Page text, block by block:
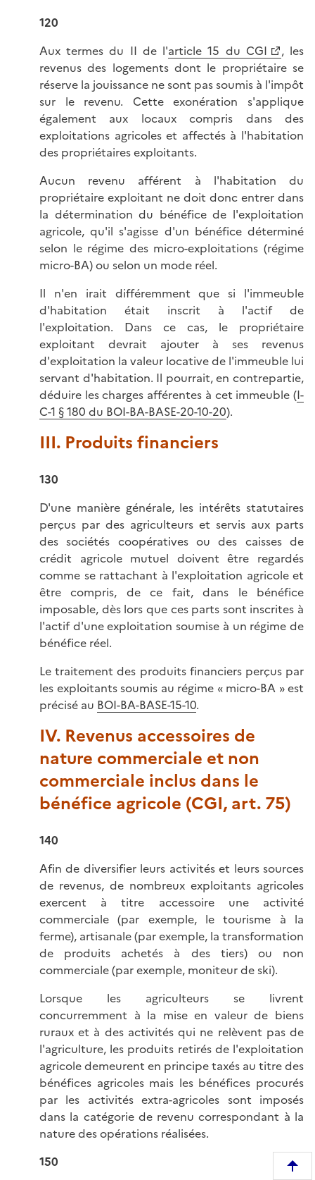
120
Aux termes du II de l'article 15 du CGI
, les
revenus des logements dont le propriétaire se
réserve la jouissance ne sont pas soumis à l'impôt
sur le revenu. Cette exonération s'applique
également aux locaux compris dans des
exploitations agricoles et affectés à l'habitation
des propriétaires exploitants.
Aucun revenu afférent à l'habitation du
propriétaire exploitant ne doit donc entrer dans
la détermination du bénéfice de l'exploitation
agricole, qu'il s'agisse d'un bénéfice déterminé
selon le régime des micro-exploitations (régime
micro-BA) ou selon un mode réel.
Il n'en irait différemment que si l'immeuble
d'habitation était inscrit à l'actif de
l'exploitation. Dans ce cas, le propriétaire
exploitant devrait ajouter à ses revenus
d'exploitation la valeur locative de l'immeuble lui
servant d'habitation. Il pourrait, en contrepartie,
déduire les charges afférentes à cet immeuble (I-
C-1 § 180 du BOI-BA-BASE-20-10-20).
III. Produits financiers
130
D'une manière générale, les intérêts statutaires
perçus par des agriculteurs et servis aux parts
des sociétés coopératives ou des caisses de
crédit agricole mutuel doivent être regardés
comme se rattachant à l'exploitation agricole et
être compris, de ce fait, dans le bénéfice
imposable, dès lors que ces parts sont inscrites à
l'actif d'une exploitation soumise à un régime de
bénéfice réel.
Le traitement des produits financiers perçus par
les exploitants soumis au régime « micro-BA » est
précisé au BOI-BA-BASE-15-10.
IV. Revenus accessoires de
nature commerciale et non
commerciale inclus dans le
bénéfice agricole (CGI, art. 75)
140
Afin de diversifier leurs activités et leurs sources
de revenus, de nombreux exploitants agricoles
exercent à titre accessoire une activité
commerciale (par exemple, le tourisme à la
ferme), artisanale (par exemple, la transformation
de produits achetés à des tiers) ou non
commerciale (par exemple, moniteur de ski).
Lorsque les agriculteurs se livrent
concurremment à la mise en valeur de biens
ruraux et à des activités qui ne relèvent pas de
l'agriculture, les produits retirés de l'exploitation
agricole demeurent en principe taxés au titre des
bénéfices agricoles mais les bénéfices procurés
par les activités extra-agricoles sont imposés
dans la catégorie de revenu correspondant à la
nature des opérations réalisées.
150